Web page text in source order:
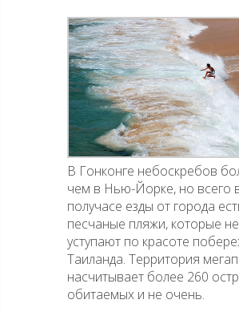
В Гонконге небоскребов
чем в Нью-Йорке, но всего
получасе езды от города
песчаные пляжи, которые не
уступают по красоте
Таиланда. Территория
насчитывает более 260
обитаемых и не очень.